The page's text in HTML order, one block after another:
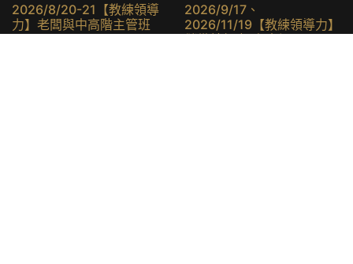
2026/8/20-21【教練領導
力】老闆與中高階主管班
2026/9/17、
2026/11/19【教練領導力】
儲備幹部班-台南場